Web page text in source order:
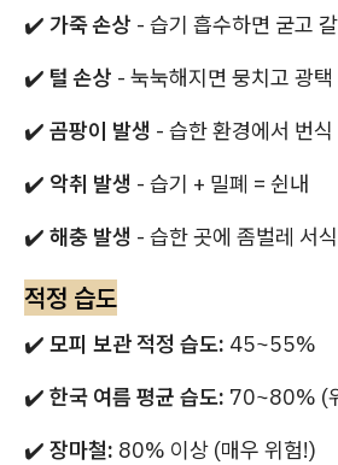
✔️ 가죽 손상 - 습기 흡수하면 굳고
✔️ 털 손상 - 눅눅해지면 뭉치고 광택
✔️ 곰팡이 발생 - 습한 환경에서 번식
✔️ 악취 발생 - 습기 + 밀폐 = 쉰내
✔️ 해충 발생 - 습한 곳에 좀벌레 서식
적정 습도
✔️ 모피 보관 적정 습도: 45~55%
✔️ 한국 여름 평균 습도: 70~80% (
✔️ 장마철: 80% 이상 (매우 위험!)